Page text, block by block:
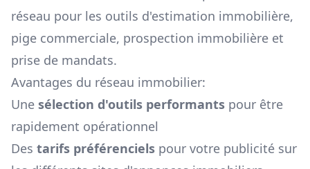
réseau pour les outils d'estimation immobilière,
pige commerciale, prospection immobilière et
prise de mandats.
Avantages du réseau immobilier:
Une sélection d'outils performants pour être
rapidement opérationnel
Des tarifs préférenciels pour votre publicité sur